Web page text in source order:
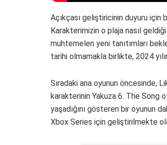
Açıkçası geliştiricinin duyuru için
Karakterimizin o plaja nasıl
muhtemelen yeni tanıtımları
tarihi olmamakla birlikte, 2024
Sıradaki ana oyunun öncesinde,
karakterinin Yakuza 6: The Song
yaşadığını gösteren bir oyunun
Xbox Series için geliştirilmekte